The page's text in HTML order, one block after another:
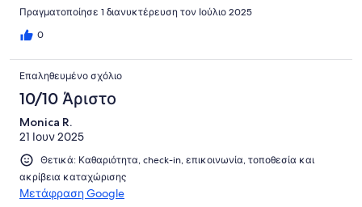
Πραγματοποίησε 1 διανυκτέρευση τον Ιούλιο 2025
0
Επαληθευμένο σχόλιο
10/10 Άριστο
Monica R.
21 Ιουν 2025
Θετικά: Καθαριότητα, check-in, επικοινωνία, τοποθεσία και
ακρίβεια καταχώρισης
Μετάφραση Google